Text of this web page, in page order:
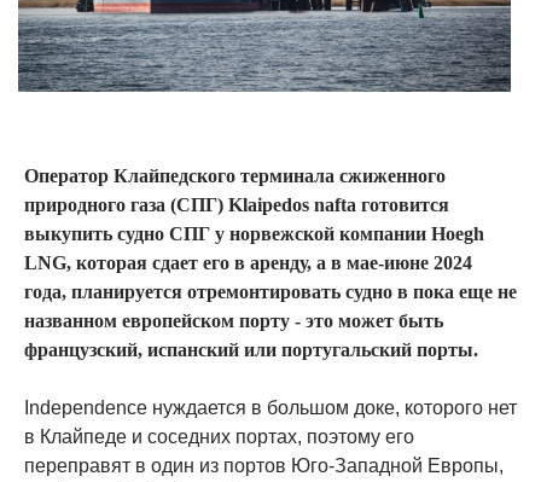
Оператор Клайпедского терминала сжиженного
природного газа (СПГ) Klaipedos nafta готовится
выкупить судно СПГ у норвежской компании Hoegh
LNG, которая сдает его в аренду, а в мае-июне 2024
года, планируется отремонтировать судно в пока еще не
названном европейском порту - это может быть
французский, испанский или португальский порты.
Independence нуждается в большом доке, которого нет
в Клайпеде и соседних портах, поэтому его
переправят в один из портов Юго-Западной Европы,